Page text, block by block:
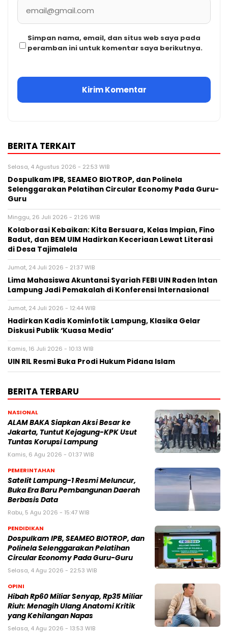
Simpan nama, email, dan situs web saya pada
peramban ini untuk komentar saya berikutnya.
BERITA TERKAIT
Selasa, 4 Agustus 2026 - 22:53 WIB
Dospulkam IPB, SEAMEO BIOTROP, dan Polinela
Selenggarakan Pelatihan Circular Economy Pada Guru-
Guru
Minggu, 26 Juli 2026 - 21:26 WIB
Kolaborasi Kebaikan: Kita Bersuara, Kelas Impian, Fino
Badut, dan BEM UIM Hadirkan Keceriaan Lewat Literasi
di Desa Tajimalela
Jumat, 24 Juli 2026 - 21:37 WIB
Lima Mahasiswa Akuntansi Syariah FEBI UIN Raden Intan
Lampung Jadi Pemakalah di Konferensi Internasional
Jumat, 24 Juli 2026 - 12:44 WIB
Hadirkan Kadis Kominfotik Lampung, Klasika Gelar
Diskusi Publik ‘Kuasa Media’
Kamis, 16 Juli 2026 - 10:13 WIB
UIN RIL Resmi Buka Prodi Hukum Pidana Islam
BERITA TERBARU
NASIONAL
ALAM BAKA Siapkan Aksi Besar ke
Jakarta, Tuntut Kejagung-KPK Usut
Tuntas Korupsi Lampung
Kamis, 6 Agu 2026 - 01:37 WIB
PEMERINTAHAN
Satelit Lampung-1 Resmi Meluncur,
Buka Era Baru Pembangunan Daerah
Berbasis Data
Rabu, 5 Agu 2026 - 15:47 WIB
PENDIDIKAN
Dospulkam IPB, SEAMEO BIOTROP, dan
Polinela Selenggarakan Pelatihan
Circular Economy Pada Guru-Guru
Selasa, 4 Agu 2026 - 22:53 WIB
OPINI
Hibah Rp60 Miliar Senyap, Rp35 Miliar
Riuh: Menagih Ulang Anatomi Kritik
yang Kehilangan Napas
Selasa, 4 Agu 2026 - 13:53 WIB